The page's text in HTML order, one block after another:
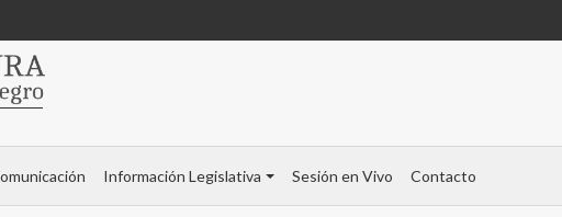
Información Legislativa Sesión en Vivo Contacto